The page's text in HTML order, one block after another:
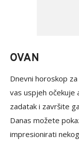
OVAN
Dnevni horoskop
vas uspjeh očekuje
zadatak i završite
Danas možete
impresionirati